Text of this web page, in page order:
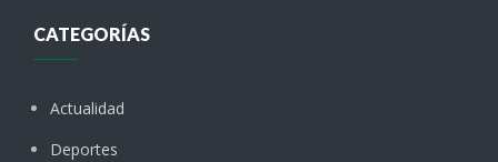
CATEGORÍAS
Actualidad
Deportes